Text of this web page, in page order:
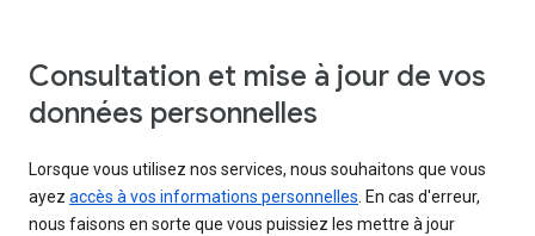
Consultation et mise à jour de vos
données personnelles
Lorsque vous utilisez nos services, nous souhaitons que vous
ayez accès à vos informations personnelles. En cas d'erreur,
nous faisons en sorte que vous puissiez les mettre à jour